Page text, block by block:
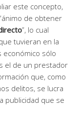
este concepto,
de obtener
”, lo cual
tuvieran en la
sólo
el de un prestador
que, como
delitos, se lucra
publicidad que se